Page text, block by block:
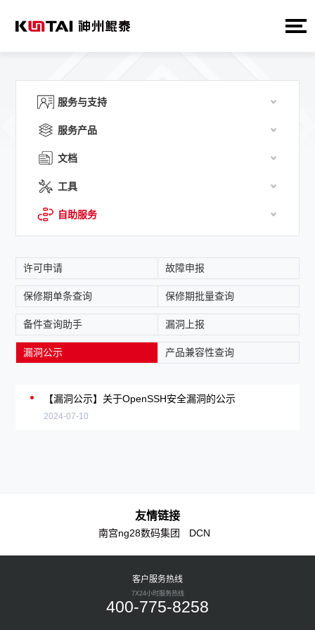
服务与支持
服务产品
文档
工具
自助服务
许可申请 故障申报
保修期单条查询 保修期批量查询
备件查询助手 漏洞上报
漏洞公示 产品兼容性查询
【漏洞公示】关于OpenSSH安全漏洞的公示
2024-07-10
友情链接
南宫ng28数码集团 DCN
客户服务热线
7X24小时服务热线
400-775-8258